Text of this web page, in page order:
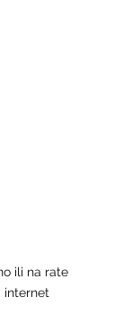
ili na rate
internet